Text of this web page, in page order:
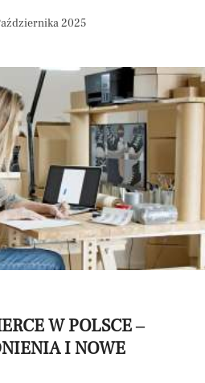
2025
W POLSCE –
I NOWE